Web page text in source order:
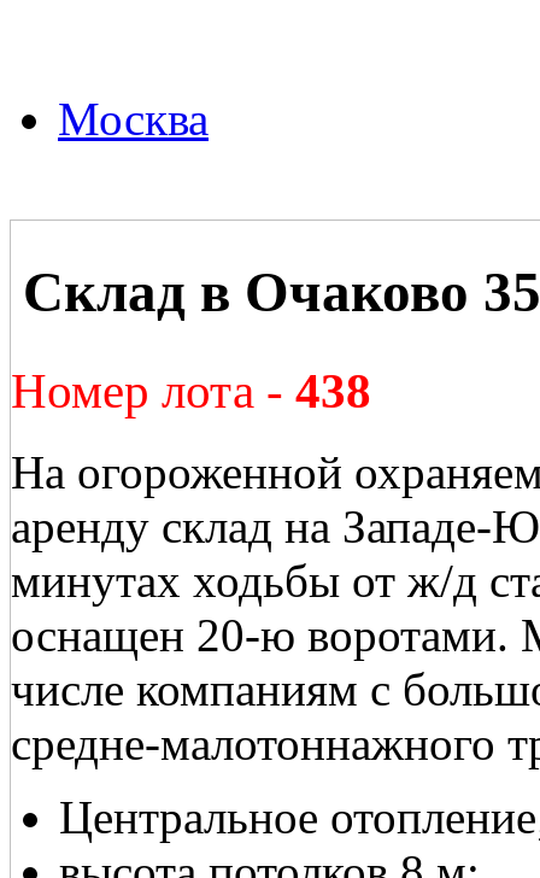
Москва
Склад в Очаково
Номер лота - 438
На огороженной
аренду склад на Западе-
минутах ходьбы от ж/д
оснащен 20-ю воротами.
числе компаниям с
средне-малотоннажного
Центральное